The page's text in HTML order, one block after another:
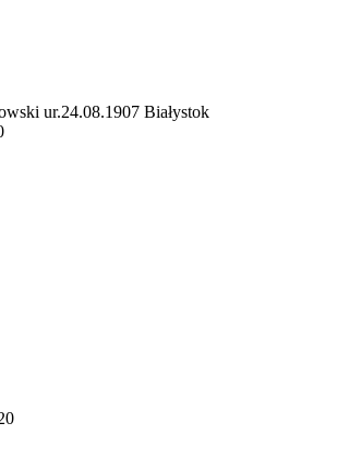
ur.24.08.1907 Białystok